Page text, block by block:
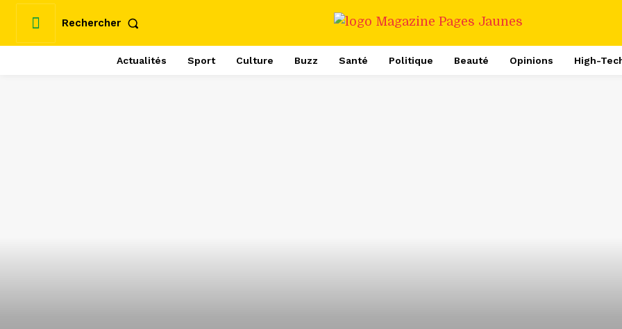
Rechercher
Actualités Sport Culture Buzz Santé Politique Beauté Opinions High-